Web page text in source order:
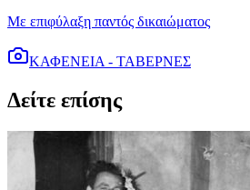
Με επιφύλαξη παντός δικαιώματος
ΚΑΦΕΝΕΙΑ - ΤΑΒΕΡΝΕΣ
Δείτε επίσης